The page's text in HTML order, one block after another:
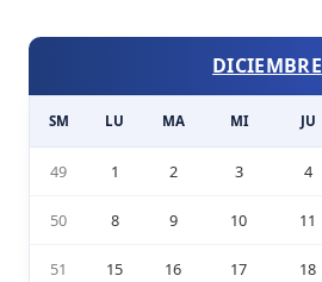
DICIEMBRE
SM LU MA MI JU
49 1 2 3 4
50 8 9 10 11
51 15 16 17 18